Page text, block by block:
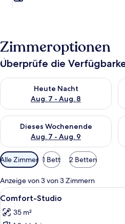
Zimmeroptionen
Überprüfe die
Heute Nacht
Aug. 7 - Aug. 8
Überprüfe die Verfügbarkeit für
Dieses Wochenende
Aug. 7 - Aug. 9
Überprüfe die Verfügbarkeit für
Verfügbare
Filter
für
Zimmer
Alle Zimmer 1 Bett 2 Betten
Anzeige von 3 von 3 Zimmern
Alle
Fotos
für
23
Comfort-Studio
35 m²